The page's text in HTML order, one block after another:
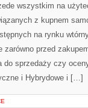
wszystkim na
z kupnem
na rynku
przed
do sprzedaży czy
i Hybrydowe i […]